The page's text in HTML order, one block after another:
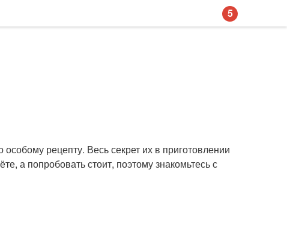
рецепту. Весь секрет их в приготовлении
а попробовать стоит, поэтому знакомьтесь с
5